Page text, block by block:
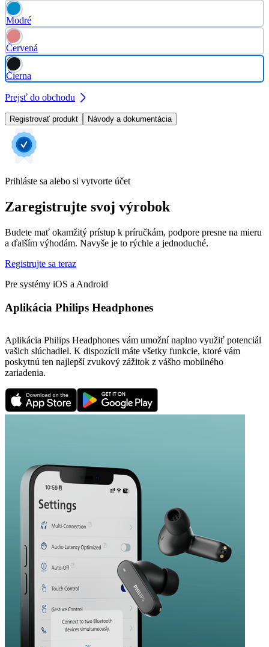
Modré
Červená
Čierna
Prejsť do obchodu
Registrovať produkt Návody a dokumentácia
Prihláste sa alebo si vytvorte účet
Zaregistrujte svoj výrobok
Budete mať okamžitý prístup k príručkám, podpore presne na mieru
a ďalším výhodám. Navyše je to rýchle a jednoduché.
Registrujte sa teraz
Pre systémy iOS a Android
Aplikácia Philips Headphones
Aplikácia Philips Headphones vám umožní naplno využiť potenciál
vašich slúchadiel. K dispozícii máte všetky funkcie, ktoré vám
poskytnú ten najlepší zvukový zážitok z vášho mobilného
zariadenia.